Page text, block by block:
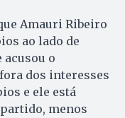
Amauri Ribeiro
ao lado de
o
dos interesses
e ele está
menos